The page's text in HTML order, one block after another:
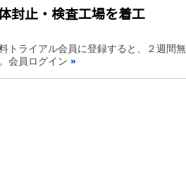
封止・検査工場を着工
トライアル会員に登録すると、２週間
会員ログイン »